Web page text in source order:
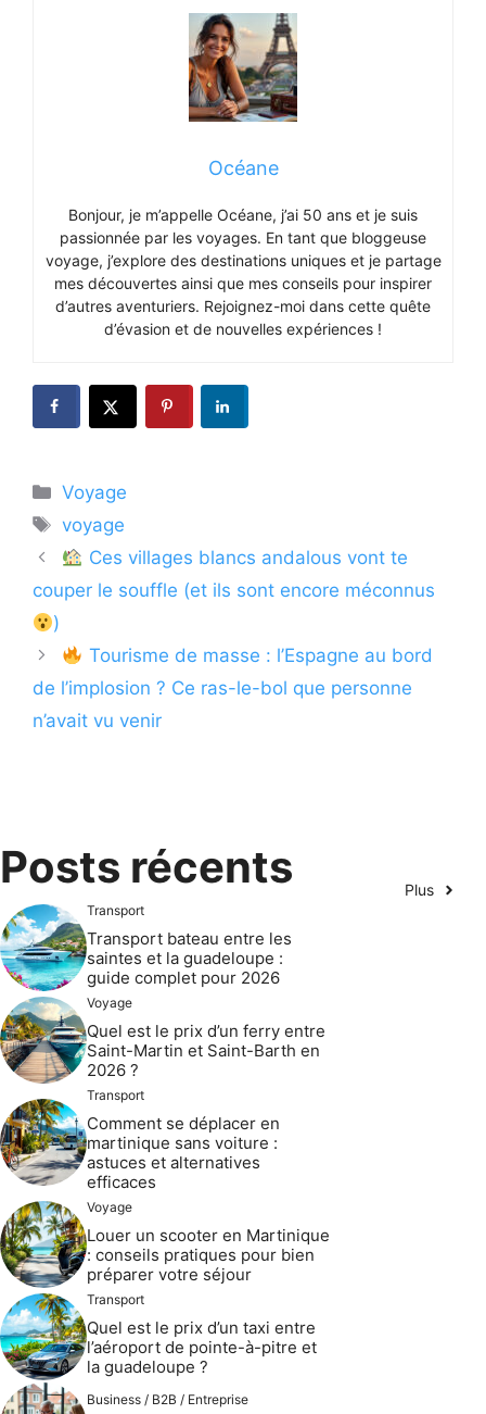
Océane
Bonjour, je m’appelle Océane, j’ai 50 ans et je suis
passionnée par les voyages. En tant que bloggeuse
voyage, j’explore des destinations uniques et je partage
mes découvertes ainsi que mes conseils pour inspirer
d’autres aventuriers. Rejoignez-moi dans cette quête
d’évasion et de nouvelles expériences !
Catégories
Voyage
Étiquettes
voyage
Ces villages blancs andalous vont te
couper le souffle (et ils sont encore méconnus
)
Tourisme de masse : l’Espagne au bord
de l’implosion ? Ce ras-le-bol que personne
n’avait vu venir
Posts récents Plus
Transport
Transport bateau entre les
saintes et la guadeloupe :
guide complet pour 2026
Voyage
Quel est le prix d’un ferry entre
Saint-Martin et Saint-Barth en
2026 ?
Transport
Comment se déplacer en
martinique sans voiture :
astuces et alternatives
efficaces
Voyage
Louer un scooter en Martinique
: conseils pratiques pour bien
préparer votre séjour
Transport
Quel est le prix d’un taxi entre
l’aéroport de pointe-à-pitre et
la guadeloupe ?
Business / B2B / Entreprise